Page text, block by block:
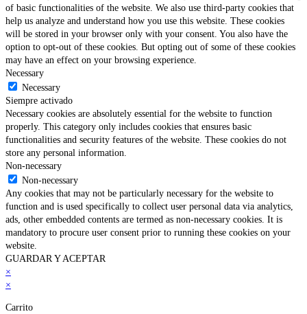
of basic functionalities of the website. We also use third-party cookies that
help us analyze and understand how you use this website. These cookies
will be stored in your browser only with your consent. You also have the
option to opt-out of these cookies. But opting out of some of these cookies
may have an effect on your browsing experience.
Necessary
Necessary
Siempre activado
Necessary cookies are absolutely essential for the website to function
properly. This category only includes cookies that ensures basic
functionalities and security features of the website. These cookies do not
store any personal information.
Non-necessary
Non-necessary
Any cookies that may not be particularly necessary for the website to
function and is used specifically to collect user personal data via analytics,
ads, other embedded contents are termed as non-necessary cookies. It is
mandatory to procure user consent prior to running these cookies on your
website.
GUARDAR Y ACEPTAR
×
×
Carrito